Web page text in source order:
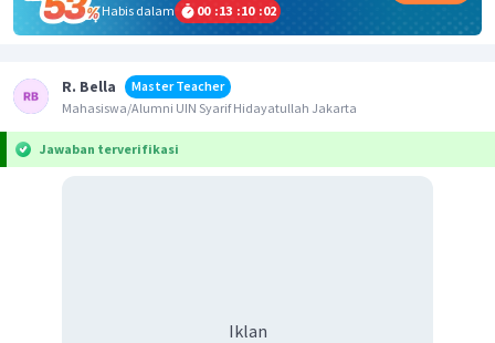
Habis dalam
00 :13 :10 :02
R. Bella
Master Teacher
Mahasiswa/Alumni UIN Syarif Hidayatullah Jakarta
Jawaban terverifikasi
Iklan